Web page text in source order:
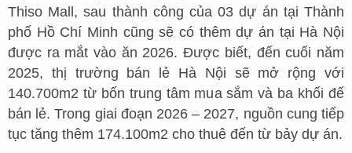
Thiso Mall, sau thành công của 03 dự án tại Thành
phố Hồ Chí Minh cũng sẽ có thêm dự án tại Hà Nội
được ra mắt vào ăn 2026. Được biết, đến cuối năm
2025, thị trường bán lẻ Hà Nội sẽ mở rộng với
140.700m2 từ bốn trung tâm mua sắm và ba khối đế
bán lẻ. Trong giai đoạn 2026 – 2027, nguồn cung tiếp
tục tăng thêm 174.100m2 cho thuê đến từ bảy dự án.